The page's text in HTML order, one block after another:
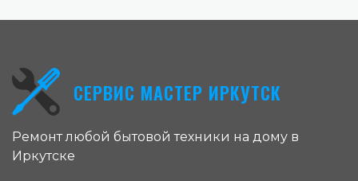
СЕРВИС МАСТЕР ИРКУТСК
Ремонт любой бытовой техники на дому в
Иркутске